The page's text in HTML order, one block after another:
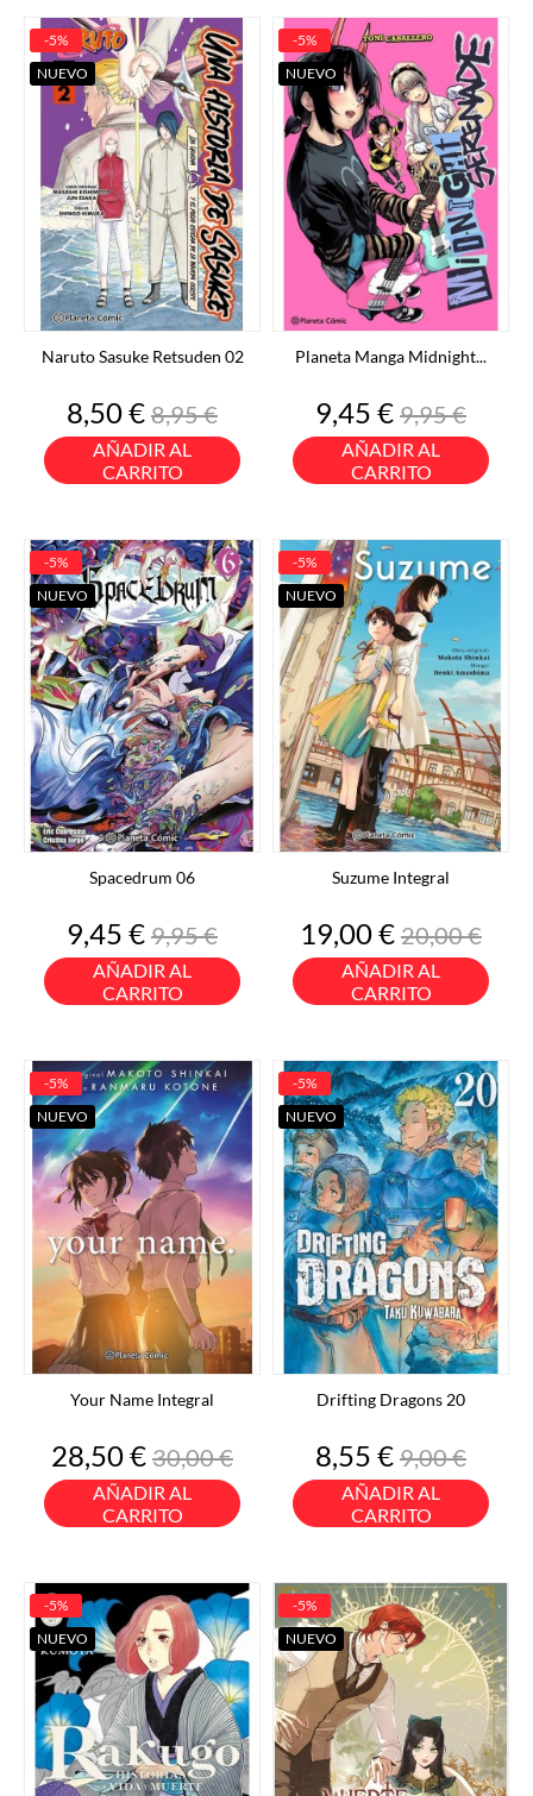
Naruto Sasuke Retsuden 02
Precio
8,50 €Precio
base
8,95 €
AÑADIR AL
CARRITO
-5%
NUEVO
Planeta Manga Midnight...
Precio
9,45 €Precio
base
9,95 €
AÑADIR AL
CARRITO
-5%
NUEVO
Spacedrum 06
Precio
9,45 €Precio
base
9,95 €
AÑADIR AL
CARRITO
-5%
NUEVO
Suzume Integral
Precio
19,00 €Precio
base
20,00 €
AÑADIR AL
CARRITO
-5%
NUEVO
Your Name Integral
Precio
28,50 €Precio
base
30,00 €
AÑADIR AL
CARRITO
-5%
NUEVO
Drifting Dragons 20
Precio
8,55 €Precio
base
9,00 €
AÑADIR AL
CARRITO
-5%
NUEVO
-5%
NUEVO
-5%
NUEVO